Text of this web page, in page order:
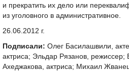
и прекратить их дело или
из уголовного в административное.
26.06.2012 г.
Подписали: Олег Басилашвили,
актриса; Эльдар Рязанов, режиссер;
Ахеджакова, актриса; Михаил